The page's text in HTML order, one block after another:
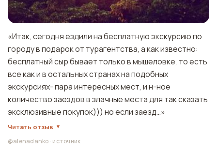
«Итак, сегодня ездили на бесплатную экскурсию по
городу в подарок от турагентства, а как известно:
бесплатный сыр бывает только в мышеловке, то есть
все как и в остальных странах на подобных
экскурсиях- пара интересных мест, и н-ное
количество заездов в злачные места для так сказать
эксклюзивные покупок))) но если заезд…»
Читать отзыв
@alenadanko · источник